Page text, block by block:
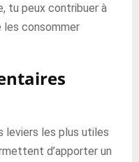
tu peux contribuer à
les consommer
leviers les plus utiles
d’apporter un